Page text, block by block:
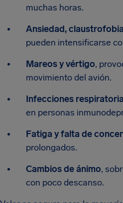
muchas horas.
Ansiedad,
pueden intensificarse
Mareos y vértigo,
movimiento del avión.
Infecciones
en personas
Fatiga y falta de
prolongados.
Cambios de ánimo,
con poco descanso.